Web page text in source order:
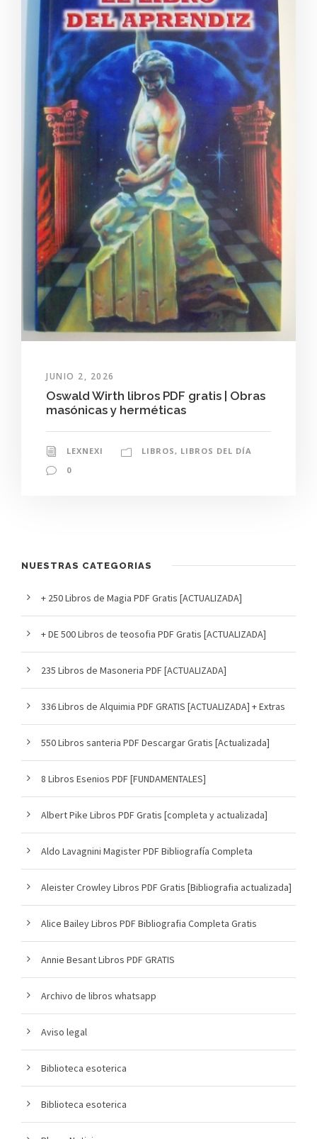
JUNIO 2, 2026
Oswald Wirth libros PDF gratis | Obras
masónicas y herméticas
LEXNEXI LIBROS , LIBROS DEL DÍA
0
NUESTRAS CATEGORIAS
+ 250 Libros de Magia PDF Gratis [ACTUALIZADA]
+ DE 500 Libros de teosofia PDF Gratis [ACTUALIZADA]
235 Libros de Masoneria PDF [ACTUALIZADA]
336 Libros de Alquimia PDF GRATIS [ACTUALIZADA] + Extras
550 Libros santeria PDF Descargar Gratis [Actualizada]
8 Libros Esenios PDF [FUNDAMENTALES]
Albert Pike Libros PDF Gratis [completa y actualizada]
Aldo Lavagnini Magister PDF Bibliografía Completa
Aleister Crowley Libros PDF Gratis [Bibliografia actualizada]
Alice Bailey Libros PDF Bibliografia Completa Gratis
Annie Besant Libros PDF GRATIS
Archivo de libros whatsapp
Aviso legal
Biblioteca esoterica
Biblioteca esoterica